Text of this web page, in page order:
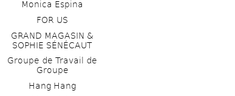
Monica Espina
FOR US
GRAND MAGASIN &
SOPHIE SÉNÉCAUT
Groupe de Travail de
Groupe
Hang Hang